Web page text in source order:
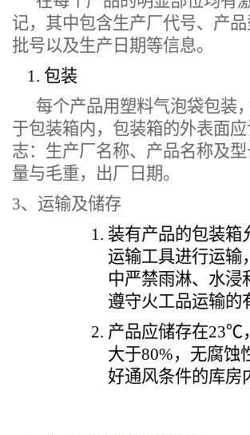
记，其中包含生产厂代号、产
批号以及生产日期等信息。
包装
每个产品用塑料气泡袋包装
于包装箱内， 包装箱的外表面
志：生产厂名称、产品名称及
量与毛重，出厂日期。
3、运输及储存
装有产品的包装箱
运输工具进行运输
中严禁雨淋、水浸
遵守火工品运输的
产品应储存在23℃
大于80%，无腐蚀
好通风条件的库房